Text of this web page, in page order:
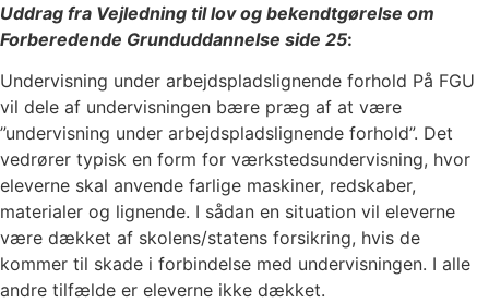
Uddrag fra Vejledning til lov og bekendtgørelse om
Forberedende Grunduddannelse side 25:
Undervisning under arbejdspladslignende forhold På FGU
vil dele af undervisningen bære præg af at være
”undervisning under arbejdspladslignende forhold”. Det
vedrører typisk en form for værkstedsundervisning, hvor
eleverne skal anvende farlige maskiner, redskaber,
materialer og lignende. I sådan en situation vil eleverne
være dækket af skolens/statens forsikring, hvis de
kommer til skade i forbindelse med undervisningen. I alle
andre tilfælde er eleverne ikke dækket.